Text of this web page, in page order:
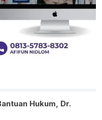
Hukum, Dr.